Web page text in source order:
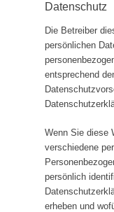
Datenschutz
Die Betreiber
persönlichen
entsprechend
Wenn Sie diese
verschiedene
persönlich
erheben und